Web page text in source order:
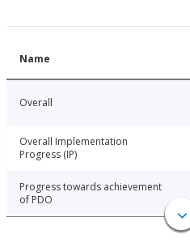
Name
Overall
Overall Implementation
Progress (IP)
Progress towards achievement
of PDO